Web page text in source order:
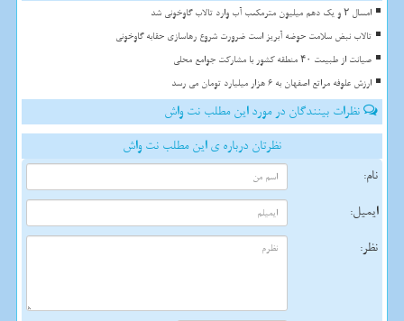
امسال ۲ و یک دهم میلیون مترمکعب آب وارد تالاب گاوخونی شد
تالاب نبض سلامت حوضه آبریز است ضرورت شروع رهاسازی حقابه گاوخونی
صیانت از طبیعت ۴۰ منطقه کشور با مشارکت جوامع محلی
ارزش علوفه مراتع اصفهان به 6 هزار میلیارد تومان می رسد
نظرات بینندگان در مورد این مطلب نت واش
نظرتان درباره ی این مطلب نت واش
نام:
ایمیل:
نظر: